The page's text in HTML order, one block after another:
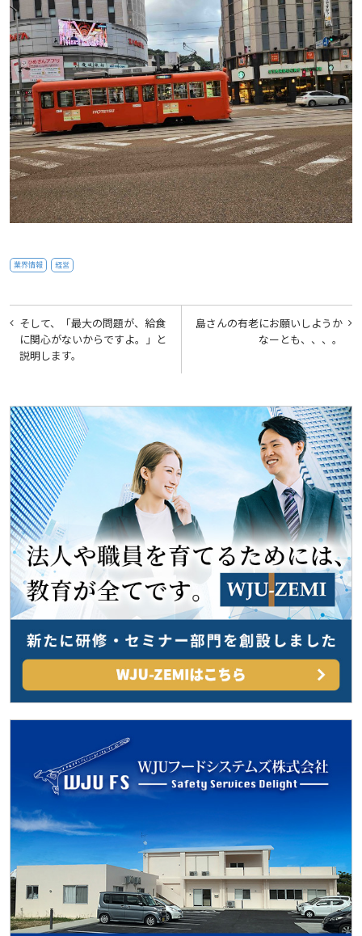
業界情報 経営
投
稿
ナ
ゲ
ー
シ
ョ
ン
島さんの有老にお願いしようか
なーとも、、、。
そして、「最大の問題が、給食
に関心がないからですよ。」と
説明します。